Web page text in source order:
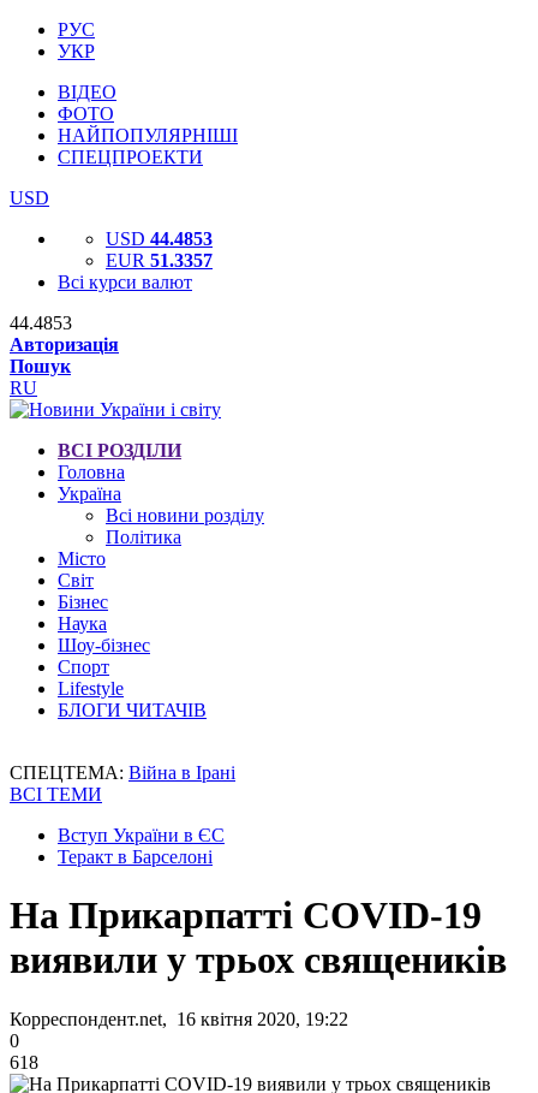
РУС
УКР
ВІДЕО
ФОТО
НАЙПОПУЛЯРНІШІ
СПЕЦПРОЕКТИ
USD
USD 44.4853
EUR 51.3357
Всі курси валют
44.4853
Авторизація
Пошук
RU
ВСІ РОЗДІЛИ
Головна
Україна
Всі новини розділу
Політика
Місто
Світ
Бізнес
Наука
Шоу-бізнес
Спорт
Lifestyle
БЛОГИ ЧИТАЧІВ
СПЕЦТЕМА: Війна в Ірані
ВСІ ТЕМИ
Вступ України в ЄС
Теракт в Барселоні
На Прикарпатті COVID-19
виявили у трьох священиків
Корреспондент.net, 16 квітня 2020, 19:22
0
618